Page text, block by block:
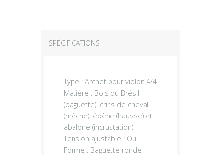
SPÉCIFICATIONS
Type : Archet pour violon 4/4
Matière : Bois du Brésil
(baguette), crins de cheval
(mèche), ébène (hausse) et
abalone (incrustation)
Tension ajustable : Oui
Forme : Baguette ronde